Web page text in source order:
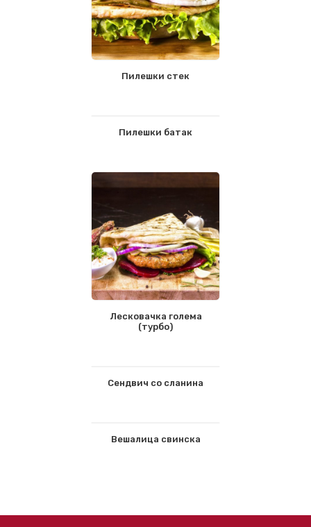
Пилешки стек
Пилешки батак
Лесковачка голема
(турбо)
Сендвич со сланина
Вешалица свинска